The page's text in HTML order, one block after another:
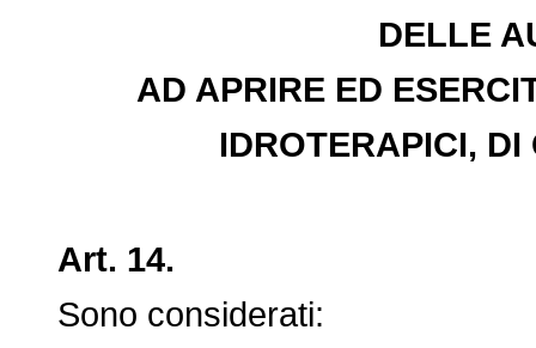
DELLE
AD APRIRE ED
IDROTERAPICI,
Art. 14.
Sono considerati: